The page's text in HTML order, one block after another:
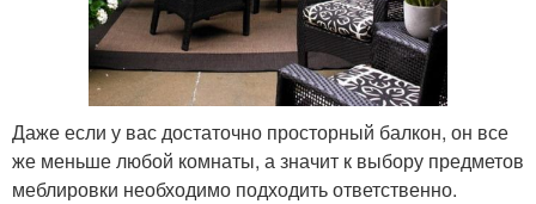
Даже если у вас достаточно просторный балкон, он все
же меньше любой комнаты, а значит к выбору предметов
меблировки необходимо подходить ответственно.